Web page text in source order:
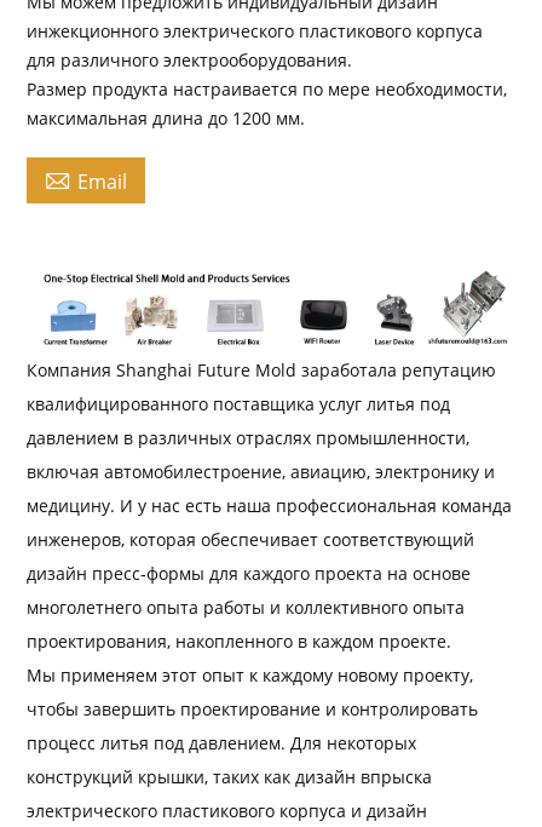
инжекционного электрического пластикового корпуса
для различного электрооборудования.
Размер продукта настраивается по мере необходимости,
максимальная длина до 1200 мм.
 Email
Компания Shanghai Future Mold заработала репутацию
квалифицированного поставщика услуг литья под
давлением в различных отраслях промышленности,
включая автомобилестроение, авиацию, электронику и
медицину. И у нас есть наша профессиональная команда
инженеров, которая обеспечивает соответствующий
дизайн пресс-формы для каждого проекта на основе
многолетнего опыта работы и коллективного опыта
проектирования, накопленного в каждом проекте.
Мы применяем этот опыт к каждому новому проекту,
чтобы завершить проектирование и контролировать
процесс литья под давлением. Для некоторых
конструкций крышки, таких как дизайн впрыска
электрического пластикового корпуса и дизайн